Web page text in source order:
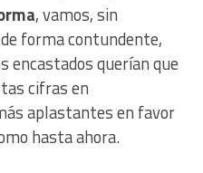
, vamos, sin
forma contundente,
encastados querían que
cifras en
aplastantes en favor
hasta ahora.